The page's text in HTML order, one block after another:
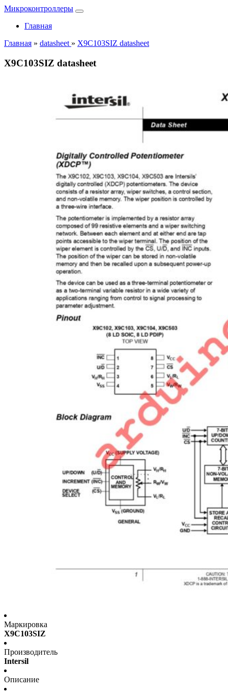
Микроконтроллеры
Главная
Главная » datasheet » X9C103SIZ datasheet
X9C103SIZ datasheet
Маркировка
X9C103SIZ
Производитель
Intersil
Описание